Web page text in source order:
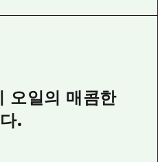
오일의 매콤한
.